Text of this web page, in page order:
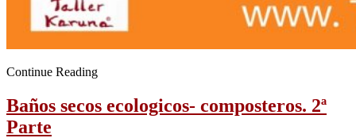
Continue Reading
Baños secos ecologicos- composteros. 2ª
Parte